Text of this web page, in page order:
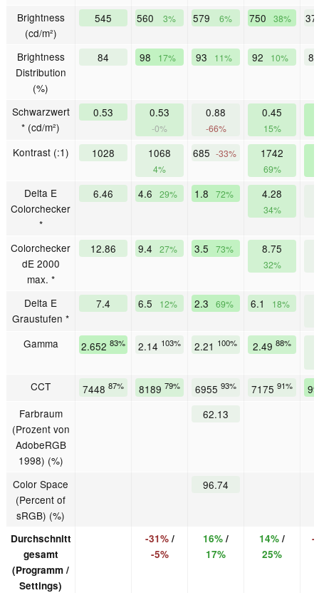
Brightness
(cd/m²)
545 560 3% 579 6% 750 38%
Brightness
Distribution
(%)
84 98 17% 93 11% 92 10%
Schwarzwert
* (cd/m²)
0.53 0.53
-0%
0.88
-66%
0.45
15%
Kontrast (:1) 1028 1068
4%
685 -33% 1742
69%
Delta E
Colorchecker
*
6.46 4.6 29% 1.8 72% 4.28
34%
Colorchecker
dE 2000
max. *
12.86 9.4 27% 3.5 73% 8.75
32%
Delta E
Graustufen *
7.4 6.5 12% 2.3 69% 6.1 18%
Gamma 2.652 83% 2.14 103% 2.21 100% 2.49 88%
CCT 7448 87% 8189 79% 6955 93% 7175 91%
Farbraum
(Prozent von
AdobeRGB
1998) (%)
62.13
Color Space
(Percent of
sRGB) (%)
96.74
Durchschnitt
gesamt
(Programm /
Settings)
-31%/
-5%
16% /
17%
14% /
25%
-